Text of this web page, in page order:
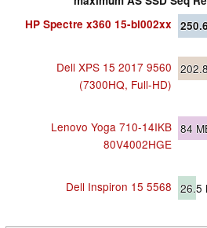
HP Spectre x360 15-bl002xx
Dell XPS 15 2017 9560
(7300HQ, Full-HD)
Lenovo Yoga 710-14IKB
80V4002HGE
84
Dell Inspiron 15 5568 26.5